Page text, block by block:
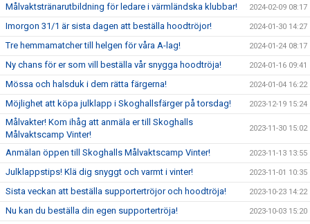
Målvaktstränarutbildning för ledare i värmländska klubbar! 2024-02-09 08:17
Imorgon 31/1 är sista dagen att beställa hoodtröjor! 2024-01-30 14:27
Tre hemmamatcher till helgen för våra A-lag! 2024-01-24 08:17
Ny chans för er som vill beställa vår snygga hoodtröja! 2024-01-16 09:41
Mössa och halsduk i dem rätta färgerna! 2024-01-04 16:22
Möjlighet att köpa julklapp i Skoghallsfärger på torsdag! 2023-12-19 15:24
Målvakter! Kom ihåg att anmäla er till Skoghalls
Målvaktscamp Vinter!
2023-11-30 15:02
Anmälan öppen till Skoghalls Målvaktscamp Vinter! 2023-11-13 13:55
Julklappstips! Klä dig snyggt och varmt i vinter! 2023-11-01 10:35
Sista veckan att beställa supportertröjor och hoodtröja! 2023-10-23 14:22
Nu kan du beställa din egen supportertröja! 2023-10-03 15:20